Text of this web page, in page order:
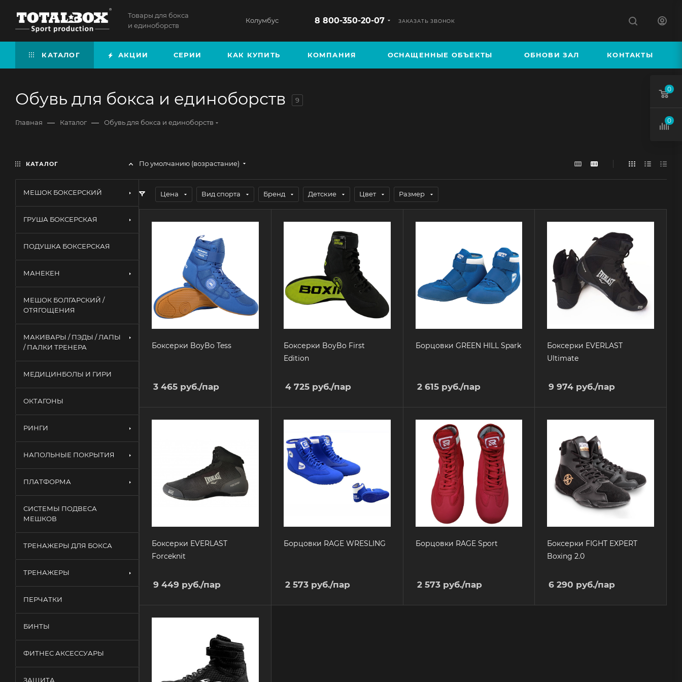
Товары для бокса
и единоборств
Колумбус 8 800-350-20-07 ЗАКАЗАТЬ ЗВОНОК
КАТАЛОГ АКЦИИ СЕРИИ КАК КУПИТЬ КОМПАНИЯ ОСНАЩЕННЫЕ ОБЪЕКТЫ ОБНОВИ ЗАЛ КОНТАКТЫ
Обувь для бокса и единоборств 9
Главная — Каталог — Обувь для бокса и единоборств
По умолчанию (возрастание)
Цена Вид спорта Бренд Детские Цвет Размер
Боксерки BoyBo Tess
3 465 руб./пар
Боксерки BoyBo First
Edition
4 725руб./пар
Борцовки GREEN HILL Spark
2 615руб./пар
Боксерки EVERLAST
Ultimate
9 974 руб./пар
Боксерки EVERLAST
Forceknit
9 449 руб./пар
Борцовки RAGE WRESLING
2 573руб./пар
Борцовки RAGE Sport
2 573руб./пар
Боксерки FIGHT EXPERT
Boxing 2.0
6 290 руб./пар
КАТАЛОГ
МЕШОК БОКСЕРСКИЙ
ГРУША БОКСЕРСКАЯ
ПОДУШКА БОКСЕРСКАЯ
МАНЕКЕН
МЕШОК БОЛГАРСКИЙ /
ОТЯГОЩЕНИЯ
МАКИВАРЫ / ПЭДЫ / ЛАПЫ
/ ПАЛКИ ТРЕНЕРА
МЕДИЦИНБОЛЫ И ГИРИ
ОКТАГОНЫ
РИНГИ
НАПОЛЬНЫЕ ПОКРЫТИЯ
ПЛАТФОРМА
СИСТЕМЫ ПОДВЕСА
МЕШКОВ
ТРЕНАЖЕРЫ ДЛЯ БОКСА
ТРЕНАЖЕРЫ
ПЕРЧАТКИ
БИНТЫ
ФИТНЕС АКСЕССУАРЫ
ЗАЩИТА
0
0